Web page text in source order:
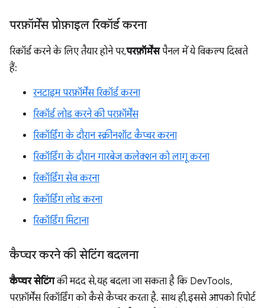
परफ़ॉर्मेंस प्रोफ़ाइल रिकॉर्ड करना
रिकॉर्ड करने के लिए तैयार होने पर,परफ़ॉर्मेंसपैनल में ये विकल्प दिखते
हैं:
रनटाइम परफ़ॉर्मेंस रिकॉर्ड करना
रिकॉर्ड लोड करने की परफ़ॉर्मेंस
रिकॉर्डिंग के दौरान स्क्रीनशॉट कैप्चर करना
रिकॉर्डिंग के दौरान गारबेज कलेक्शन को लागू करना
रिकॉर्डिंग सेव करना
रिकॉर्डिंग लोड करना
रिकॉर्डिंग मिटाना
कैप्चर करने की सेटिंग बदलना
कैप्चर सेटिंगकी मदद से, यह बदला जा सकता है कि DevTools,
परफ़ॉर्मेंस रिकॉर्डिंग को कैसे कैप्चर करता है. साथ ही, इससे आपको रिपोर्ट